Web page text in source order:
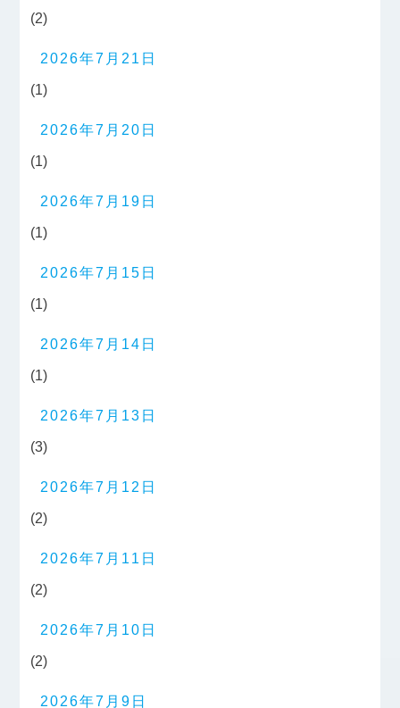
(2)
2026年7月21日
(1)
2026年7月20日
(1)
2026年7月19日
(1)
2026年7月15日
(1)
2026年7月14日
(1)
2026年7月13日
(3)
2026年7月12日
(2)
2026年7月11日
(2)
2026年7月10日
(2)
2026年7月9日